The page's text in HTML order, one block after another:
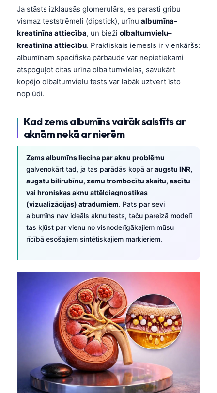
Ja stāsts izklausās glomerulārs, es parasti gribu
vismaz teststrēmeli (dipstick), urīnu albumīna-
kreatinīna attiecība, un bieži olbaltumvielu–
kreatinīna attiecību. Praktiskais iemesls ir vienkāršs:
albumīnam specifiska pārbaude var nepietiekami
atspoguļot citas urīna olbaltumvielas, savukārt
kopējo olbaltumvielu tests var labāk uztvert īsto
noplūdi.
Kad zems albumīns vairāk saistīts ar
aknām nekā ar nierēm
Zems albumīns liecina par aknu problēmu
galvenokārt tad, ja tas parādās kopā ar augstu INR,
augstu bilirubīnu, zemu trombocītu skaitu, ascītu
vai hroniskas aknu attēldiagnostikas
(vizualizācijas) atradumiem. Pats par sevi
albumīns nav ideāls aknu tests, taču pareizā modelī
tas kļūst par vienu no visnoderīgākajiem mūsu
rīcībā esošajiem sintētiskajiem marķieriem.